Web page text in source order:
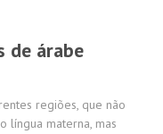
de árabe
regiões, que não
língua materna, mas